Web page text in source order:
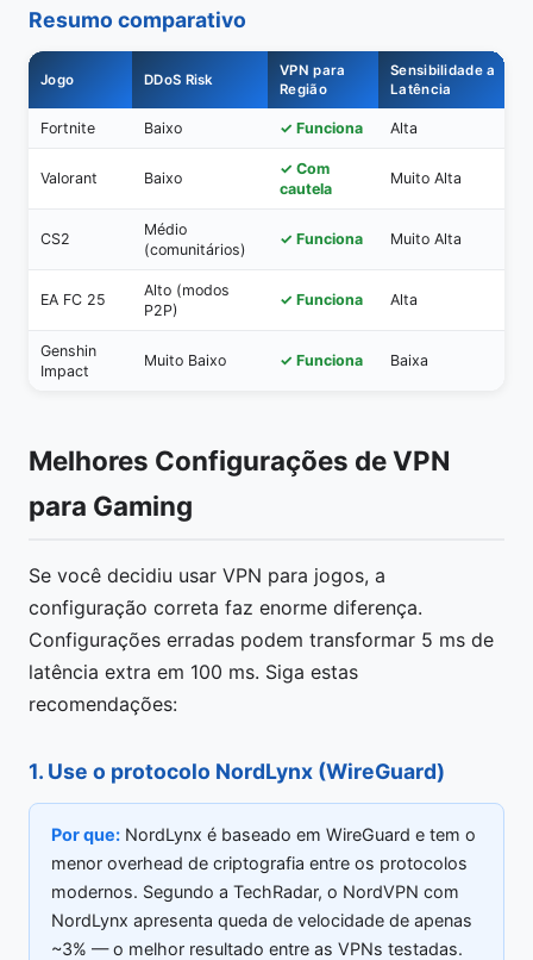
Resumo comparativo
Jogo DDoS Risk
VPN para
Região
Sensibilidade a
Latência
Fortnite Baixo ✓ Funciona Alta
Valorant Baixo
✓ Com
cautela
Muito Alta
CS2
Médio
(comunitários)
✓ Funciona Muito Alta
EA FC 25
Alto (modos
P2P)
✓ Funciona Alta
Genshin
Impact
Muito Baixo ✓ Funciona Baixa
Melhores Configurações de VPN
para Gaming
Se você decidiu usar VPN para jogos, a
configuração correta faz enorme diferença.
Configurações erradas podem transformar 5 ms de
latência extra em 100 ms. Siga estas
recomendações:
1. Use o protocolo NordLynx (WireGuard)
Por que: NordLynx é baseado em WireGuard e tem o
menor overhead de criptografia entre os protocolos
modernos. Segundo a TechRadar, o NordVPN com
NordLynx apresenta queda de velocidade de apenas
~3% — o melhor resultado entre as VPNs testadas.